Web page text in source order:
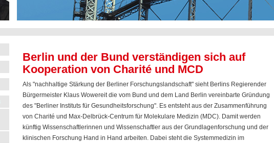
Berlin und der Bund verständigen sich auf
Kooperation von Charité und MCD
Als "nachhaltige Stärkung der Berliner Forschungslandschaft" sieht Berlins Regierender
Bürgermeister Klaus Wowereit die vom Bund und dem Land Berlin vereinbarte Gründung
des "Berliner Instituts für Gesundheitsforschung". Es entsteht aus der Zusammenführung
von Charité und Max-Delbrück-Centrum für Molekulare Medizin (MDC). Damit werden
künftig Wissenschaftlerinnen und Wissenschaftler aus der Grundlagenforschung und der
klinischen Forschung Hand in Hand arbeiten. Dabei steht die Systemmedizin im